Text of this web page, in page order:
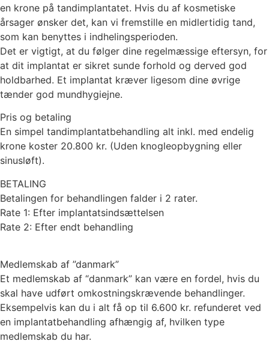
en krone på tandimplantatet. Hvis du af kosmetiske
årsager ønsker det, kan vi fremstille en midlertidig tand,
som kan benyttes i indhelingsperioden.
Det er vigtigt, at du følger dine regelmæssige eftersyn, for
at dit implantat er sikret sunde forhold og derved god
holdbarhed. Et implantat kræver ligesom dine øvrige
tænder god mundhygiejne.
Pris og betaling
En simpel tandimplantatbehandling alt inkl. med endelig
krone koster 20.800 kr. (Uden knogleopbygning eller
sinusløft).
BETALING
Betalingen for behandlingen falder i 2 rater.
Rate 1: Efter implantatsindsættelsen
Rate 2: Efter endt behandling
Medlemskab af ”danmark”
Et medlemskab af “danmark” kan være en fordel, hvis du
skal have udført omkostningskrævende behandlinger.
Eksempelvis kan du i alt få op til 6.600 kr. refunderet ved
en implantatbehandling afhængig af, hvilken type
medlemskab du har.